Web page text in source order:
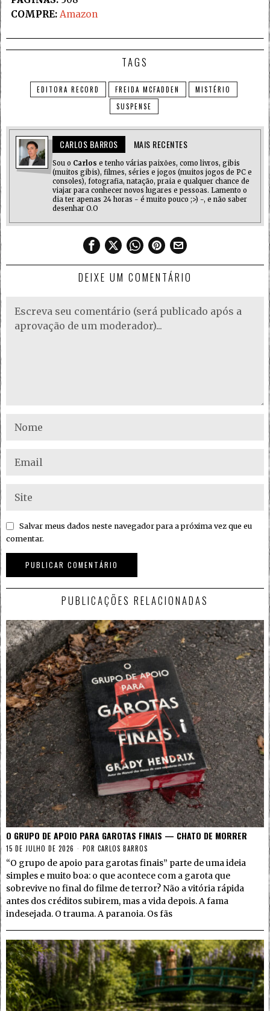
COMPRE: Amazon
TAGS
EDITORA RECORD FREIDA MCFADDEN
MISTÉRIO
SUSPENSE
CARLOS BARROS MAIS RECENTES
Sou o Carlos e tenho várias paixões, como livros, gibis
(muitos gibis), filmes, séries e jogos (muitos jogos de PC e
consoles), fotografia, natação, praia e qualquer chance de
viajar para conhecer novos lugares e pessoas. Lamento o
dia ter apenas 24 horas - é muito pouco ;>) -, e não saber
desenhar O.O
DEIXE UM COMENTÁRIO
Salvar meus dados neste navegador para a próxima vez que eu
comentar.
PUBLICAÇÕES RELACIONADAS
O GRUPO DE APOIO PARA GAROTAS FINAIS — CHATO DE MORRER
15 DE JULHO DE 2026 POR CARLOS BARROS
“O grupo de apoio para garotas finais” parte de uma ideia
simples e muito boa: o que acontece com a garota que
sobrevive no final do filme de terror? Não a vitória rápida
antes dos créditos subirem, mas a vida depois. A fama
indesejada. O trauma. A paranoia. Os fãs